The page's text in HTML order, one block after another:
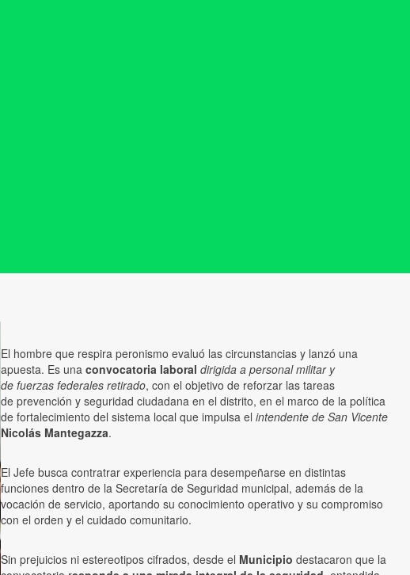
El hombre que respira peronismo evaluó las circunstancias y lanzó una
apuesta. Es una convocatoria laboral dirigida a personal militar y
de fuerzas federales retirado, con el objetivo de reforzar las tareas
de prevención y seguridad ciudadana en el distrito, en el marco de la política
de fortalecimiento del sistema local que impulsa el intendente de San Vicente
Nicolás Mantegazza.
El Jefe busca contratrar experiencia para desempeñarse en distintas
funciones dentro de la Secretaría de Seguridad municipal, además de la
vocación de servicio, aportando su conocimiento operativo y su compromiso
con el orden y el cuidado comunitario.
Sin prejuicios ni estereotipos cifrados, desde el Municipio destacaron que la